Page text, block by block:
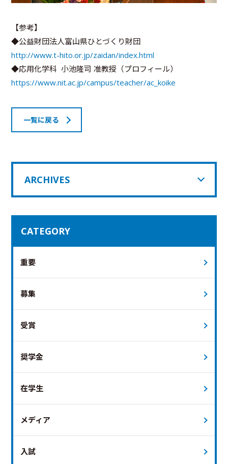
【参考】
◆公益財団法人富山県ひとづくり財団
http://www.t-hito.or.jp/zaidan/index.html
◆応用化学科 小池隆司 准教授（プロフィール）
https://www.nit.ac.jp/campus/teacher/ac_koike
一覧に戻る
ARCHIVES
CATEGORY
重要
募集
受賞
奨学金
在学生
メディア
入試